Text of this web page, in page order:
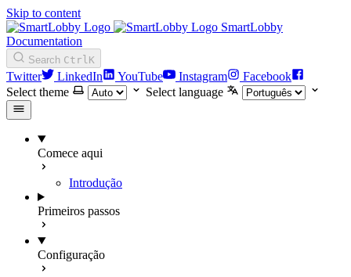
Skip to content
SmartLobby
Documentation
Search CtrlK
Twitter LinkedIn YouTube Instagram
Facebook
Select theme
Select language
Comece aqui
Introdução
Primeiros passos
Configuração